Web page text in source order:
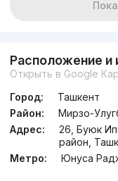
Расположение и
Открыть в Google
Город:
Ташкент
Район:
Мирзо-
Адрес:
26, Буюк
район,
Метро:
Юнуса